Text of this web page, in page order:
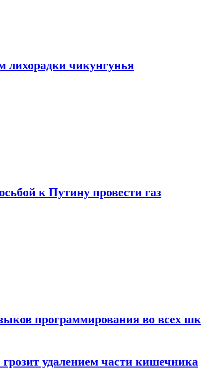
лихорадки чикунгунья
к Путину провести газ
программирования во всех
удалением части кишечника